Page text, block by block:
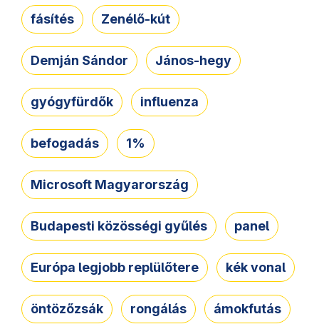
fásítés Zenélő-kút
Demján Sándor János-hegy
gyógyfürdők influenza
befogadás 1%
Microsoft Magyarország
Budapesti közösségi gyűlés panel
Európa legjobb replülőtere kék vonal
öntözőzsák rongálás ámokfutás